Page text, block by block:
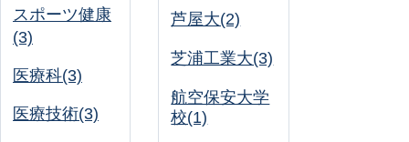
スポーツ健康
(3)
医療科(3)
医療技術(3)
芦屋大(2)
芝浦工業大(3)
航空保安大学
校(1)